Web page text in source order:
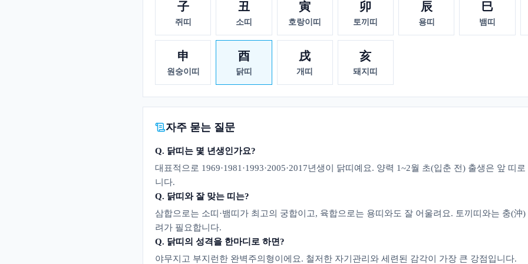
子
쥐띠
丑
소띠
寅
호랑이띠
卯
토끼띠
辰
용띠
巳
뱀띠
申
원숭이띠
酉
닭띠
戌
개띠
亥
돼지띠
자주 묻는 질문
Q. 닭띠는 몇 년생인가요?
대표적으로 1969·1981·1993·2005·2017년생이 닭띠예요. 양력 1~2월 초(입춘 전) 출생은 앞 띠
니다.
Q. 닭띠와 잘 맞는 띠는?
삼합으로는 소띠·뱀띠가 최고의 궁합이고, 육합으로는 용띠와도 잘 어울려요. 토끼띠와는 충(沖
려가 필요합니다.
Q. 닭띠의 성격을 한마디로 하면?
야무지고 부지런한 완벽주의형이에요. 철저한 자기관리와 세련된 감각이 가장 큰 강점입니다.